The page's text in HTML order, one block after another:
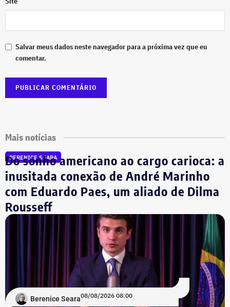
Salvar meus dados neste navegador para a próxima vez que eu
comentar.
Mais notícias
BERENICE SEARA
Do sonho americano ao cargo carioca: a
inusitada conexão de André Marinho
com Eduardo Paes, um aliado de Dilma
Rousseff
Berenice Seara08/08/2026 08:00